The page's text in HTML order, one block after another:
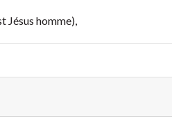
Jésus homme),